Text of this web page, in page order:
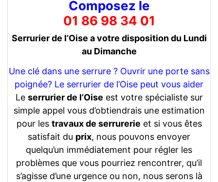
Composez le
01 86 98 34 01
Serrurier de l’Oise a votre disposition du Lundi
au Dimanche
Une clé dans une serrure ? Ouvrir une porte sans
poignée? Le serrurier de l’Oise peut vous aider
Le serrurier de l’Oise est votre spécialiste sur
simple appel vous d’obtiendrais une estimation
pour les travaux de serrurerie et si vous êtes
satisfait du prix, nous pouvons envoyer
quelqu’un immédiatement pour régler les
problèmes que vous pourriez rencontrer, qu’il
s’agisse d’une urgence ou non, nous serons là